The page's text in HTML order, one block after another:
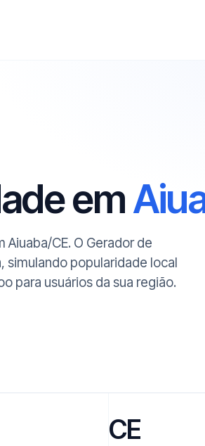
em
CE. O Gerador de
simulando popularidade local
para usuários da sua região.
CE